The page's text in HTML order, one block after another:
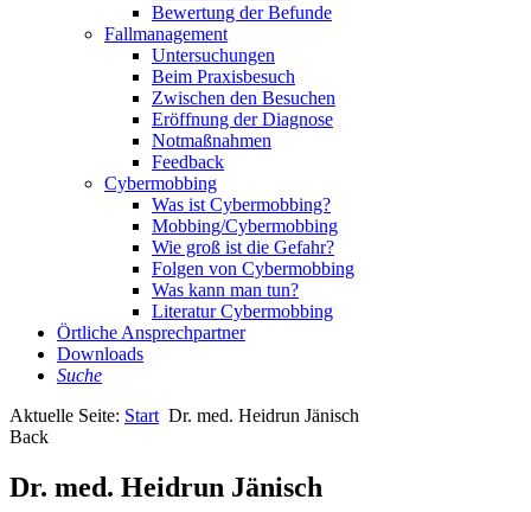
Bewertung der Befunde
Fallmanagement
Untersuchungen
Beim Praxisbesuch
Zwischen den Besuchen
Eröffnung der Diagnose
Notmaßnahmen
Feedback
Cybermobbing
Was ist Cybermobbing?
Mobbing/Cybermobbing
Wie groß ist die Gefahr?
Folgen von Cybermobbing
Was kann man tun?
Literatur Cybermobbing
Örtliche Ansprechpartner
Downloads
Suche
Aktuelle Seite: Start Dr. med. Heidrun Jänisch
Back
Dr. med. Heidrun Jänisch